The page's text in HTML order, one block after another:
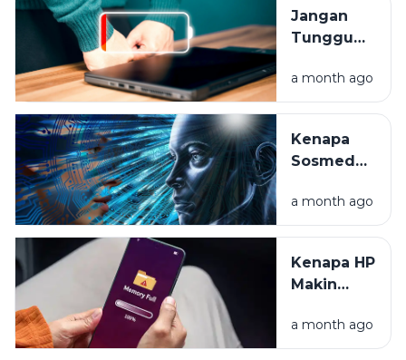
Frozen
Food
Jangan
Tunggu
Ini Cara
Rawat
Laptop
Anda
a month ago
Kenapa
Sosmed
yang Kita
Mau? Intip
Algoritma
a month ago
Kenapa HP
Makin
Makin
Lemot?
a month ago